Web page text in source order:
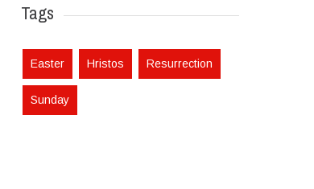
Tags
Easter Hristos Resurrection
Sunday